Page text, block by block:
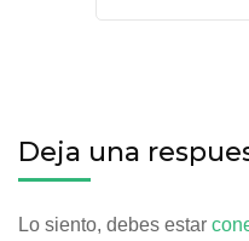
Deja una
Lo siento, debes estar